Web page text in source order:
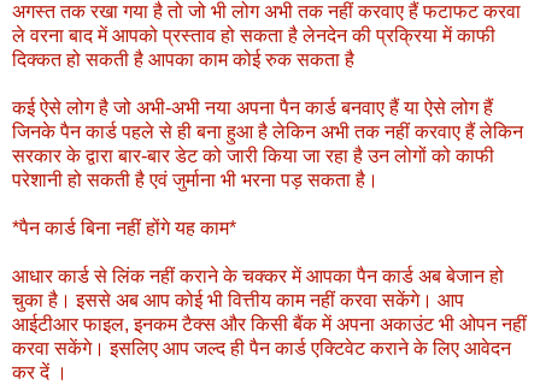
अगस्त तक रखा गया है तो जो भी लोग अभी तक नहीं करवाए हैं फटाफट करवा
ले वरना बाद में आपको प्रस्ताव हो सकता है लेनदेन की प्रक्रिया में काफी
दिक्कत हो सकती है आपका काम कोई रुक सकता है
कई ऐसे लोग है जो अभी-अभी नया अपना पैन कार्ड बनवाए हैं या ऐसे लोग हैं
जिनके पैन कार्ड पहले से ही बना हुआ है लेकिन अभी तक नहीं करवाए हैं लेकिन
सरकार के द्वारा बार-बार डेट को जारी किया जा रहा है उन लोगों को काफी
परेशानी हो सकती है एवं जुर्माना भी भरना पड़ सकता है।
*पैन कार्ड बिना नहीं होंगे यह काम*
आधार कार्ड से लिंक नहीं कराने के चक्कर में आपका पैन कार्ड अब बेजान हो
चुका है। इससे अब आप कोई भी वित्तीय काम नहीं करवा सकेंगे। आप
आईटीआर फाइल, इनकम टैक्स और किसी बैंक में अपना अकाउंट भी ओपन नहीं
करवा सकेंगे। इसलिए आप जल्द ही पैन कार्ड एक्टिवेट कराने के लिए आवेदन
कर दें ।